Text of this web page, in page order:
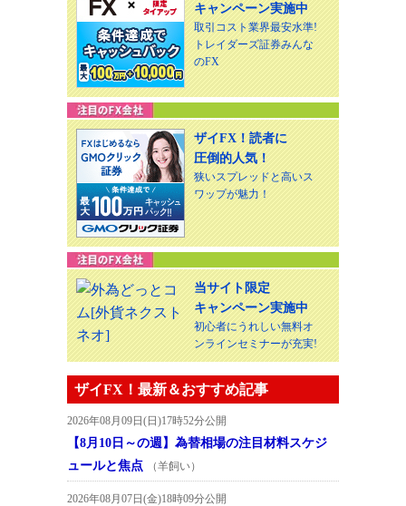
キャンペーン実施中
取引コスト業界最安水準!
トレイダーズ証券みんな
のFX
ザイFX！読者に
圧倒的人気！
狭いスプレッドと高いス
ワップが魅力！
当サイト限定
キャンペーン実施中
初心者にうれしい無料オ
ンラインセミナーが充実!
ザイFX！最新＆おすすめ記事
2026年08月09日(日)17時52分公開
【8月10日～の週】為替相場の注目材料スケジ
ュールと焦点
（羊飼い）
2026年08月07日(金)18時09分公開